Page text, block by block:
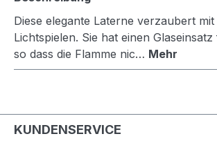
Diese elegante Laterne verzaubert
Lichtspielen. Sie hat einen
so dass die Flamme nic… Mehr
KUNDENSERVICE